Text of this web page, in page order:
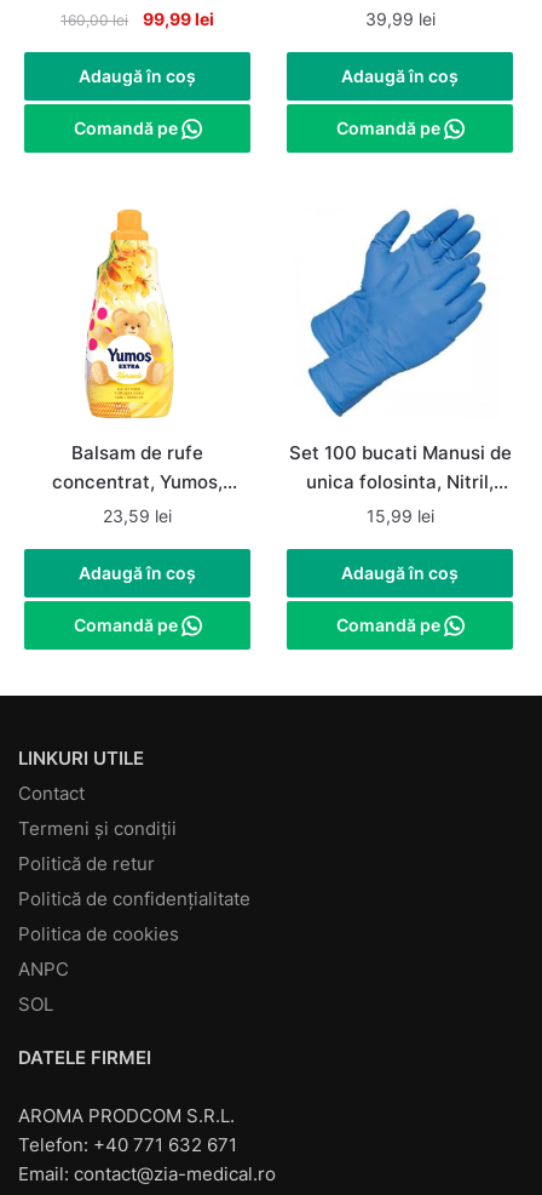
Automat, 67 de spalari,
160,00lei
Original
was:
160,00 lei.
99,99lei
99,99 lei.
Adaugă în coș
Comandă pe
80 spalari, 4litri
39,99 lei
Adaugă în coș
Comandă pe
Balsam de rufe
concentrat, Yumos,
Hanimeli / Mana Maicii
spalari
23,59 lei
Adaugă în coș
Comandă pe
Set 100 bucati Manusi de
unica folosinta, Nitril,
nepudrate, albastre,
15,99 lei
Adaugă în coș
Comandă pe
LINKURI UTILE
Contact
Termeni și condiții
Politică de retur
Politică de confidențialitate
Politica de cookies
ANPC
SOL
DATELE FIRMEI
AROMA PRODCOM S.R.L.
Telefon: +40 771 632 671
Email: contact@zia-medical.ro